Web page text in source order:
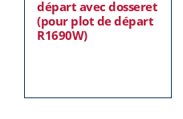
départ avec dosseret
(pour plot de départ
R1690W)